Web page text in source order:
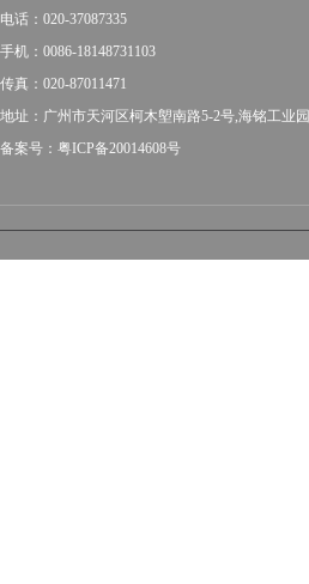
电话：020-37087335
手机：0086-18148731103
传真：020-87011471
地址：广州市天河区柯木塱南路5-2号,海铭工业园
备案号：粤ICP备20014608号